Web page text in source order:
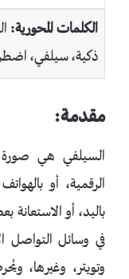
الكلمات المحورية:
ذكية، سيلفي،
مقدمة:
السيلفي هي صورة
الرقمية، أو
باليد، أو
في وسائل التواصل
وتويتر، وغيرها،